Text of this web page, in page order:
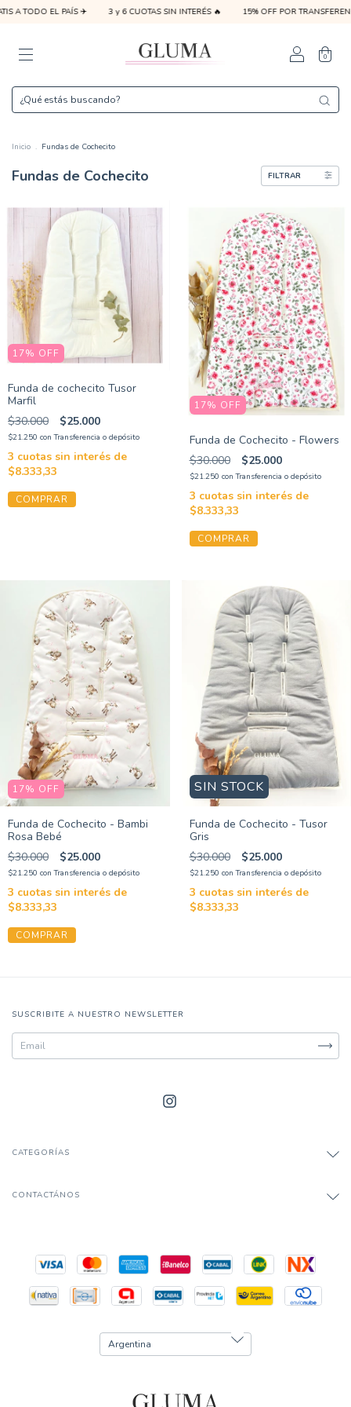
A TODO EL PAÍS ✈️ 3 y 6 CUOTAS SIN INTERÉS 🔥 15% OFF POR
0
Inicio . Fundas de Cochecito
Fundas de Cochecito FILTRAR
17% OFF
Funda de cochecito Tusor
Marfil
$30.000
$25.000
$21.250 con Transferencia o depósito
3 cuotas sin interés de
$8.333,33
17% OFF
Funda de Cochecito - Flowers
$30.000
$25.000
$21.250 con Transferencia o depósito
3 cuotas sin interés de
$8.333,33
17% OFF
Funda de Cochecito - Bambi
Rosa Bebé
$30.000
$25.000
$21.250 con Transferencia o depósito
3 cuotas sin interés de
$8.333,33
SIN STOCK
Funda de Cochecito - Tusor
Gris
$30.000
$25.000
$21.250 con Transferencia o depósito
3 cuotas sin interés de
$8.333,33
SUSCRIBITE A NUESTRO NEWSLETTER
CATEGORÍAS
CONTACTÁNOS